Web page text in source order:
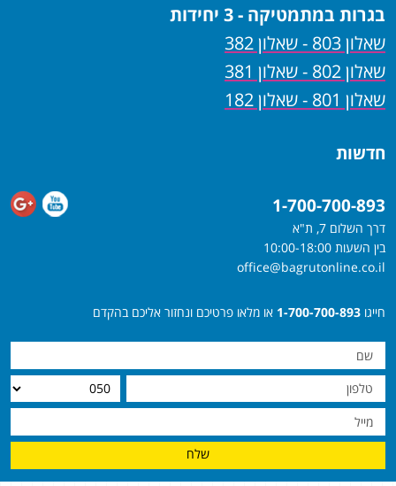
בגרות במתמטיקה - 3 יחידות
שאלון 803 - שאלון 382
שאלון 802 - שאלון 381
שאלון 801 - שאלון 182
חדשות
1-700-700-893
דרך השלום 7, ת"א
בין השעות 10:00-18:00
office@bagrutonline.co.il
חייגו 1-700-700-893 או מלאו פרטיכם ונחזור אליכם בהקדם
שלח